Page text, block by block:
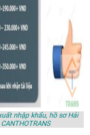
nhập khẩu, hồ sơ Hải